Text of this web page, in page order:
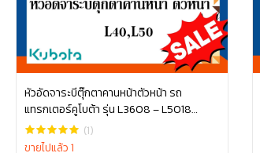
หัวอัดจาระบีตุ๊กตาคานหน้าตัวหน้า รถ
แทรกเตอร์คูโบต้า รุ่น L3608 – L5018
06611-15010(1)
ขายไปแล้ว 1
หยิบใส่ตะกร้า